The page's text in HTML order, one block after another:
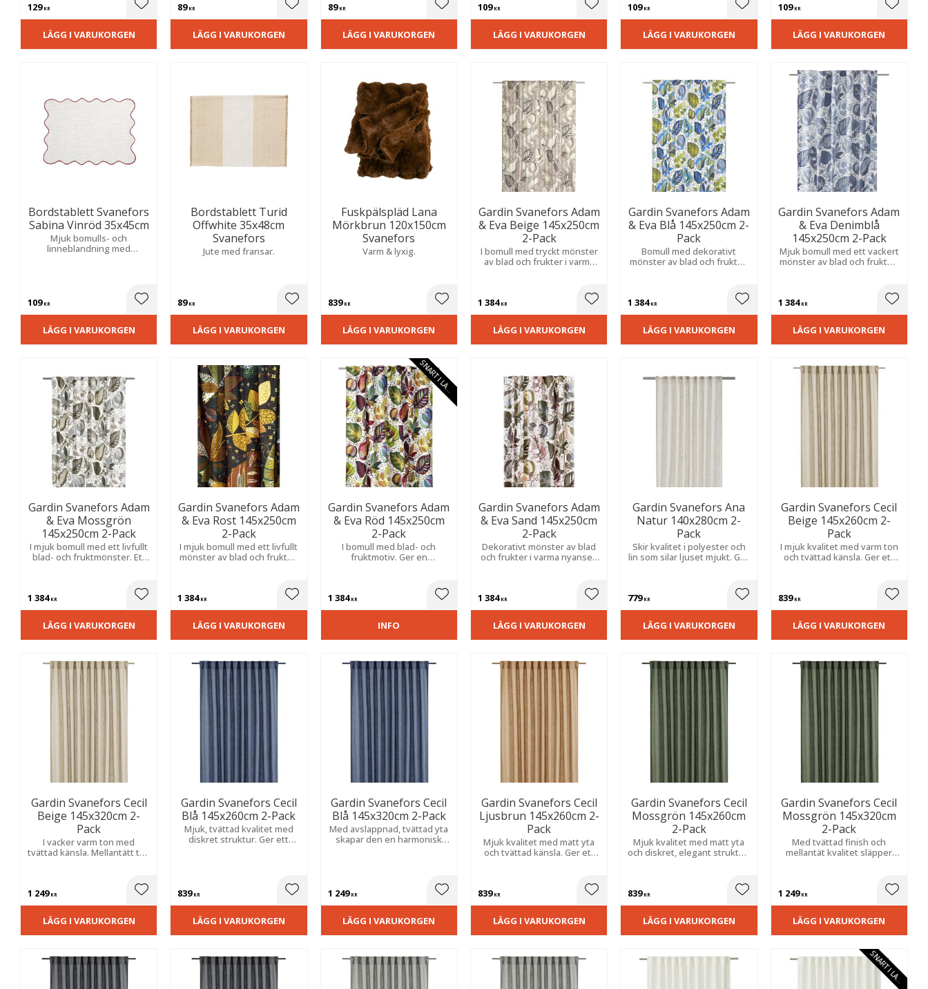
129KR Lägg till i favoriter
LÄGG I VARUKORGEN
89KR Lägg till i favoriter
LÄGG I VARUKORGEN
89KR Lägg till i favoriter
LÄGG I VARUKORGEN
109KR Lägg till i favoriter
LÄGG I VARUKORGEN
atmosfär vid din dukning.
109KR Lägg till i favoriter
LÄGG I VARUKORGEN
109KR Lägg
LÄGG I VARUKORGEN
Bordstablett Svanefors
Sabina Vinröd 35x45cm
Mjuk bomulls- och
linneblandning med
109KR Lägg till i favoriter
LÄGG I VARUKORGEN
Bordstablett Turid
Offwhite 35x48cm
Svanefors
Jute med fransar.
89KR Lägg till i favoriter
LÄGG I VARUKORGEN
Fuskpälspläd Lana
Mörkbrun 120x150cm
Svanefors
Varm & lyxig.
839KR Lägg till i favoriter
LÄGG I VARUKORGEN
Gardin Svanefors Adam
& Eva Beige 145x250cm
2-Pack
I bomull med tryckt mönster
av blad och frukter i varma
1 384KR Lägg till i favoriter
LÄGG I VARUKORGEN
Gardin Svanefors Adam
& Eva Blå 145x250cm 2-
Pack
Bomull med dekorativt
mönster av blad och frukter.
1 384KR Lägg till i favoriter
LÄGG I VARUKORGEN
Gardin Svanefors Adam
& Eva Denimblå
145x250cm 2-Pack
Mjuk bomull med ett vackert
mönster av blad och frukter.
1 384KR Lägg
LÄGG I VARUKORGEN
Gardin Svanefors Adam
& Eva Mossgrön
145x250cm 2-Pack
I mjuk bomull med ett livfullt
blad- och fruktmönster. Ett
varm, ombonad och stilfull
känsla i rummet.
1 384KR Lägg till i favoriter
LÄGG I VARUKORGEN
Gardin Svanefors Adam
& Eva Rost 145x250cm
2-Pack
I mjuk bomull med ett livfullt
mönster av blad och frukter.
skapar en varm, ombonad
1 384KR Lägg till i favoriter
LÄGG I VARUKORGEN
Gardin Svanefors Adam
& Eva Röd 145x250cm
2-Pack
I bomull med blad- och
fruktmotiv. Ger en
1 384KR
S
N
A
R
T
I
L
A
G
E
R
Lägg till i favoriter
INFO
Gardin Svanefors Adam
& Eva Sand 145x250cm
2-Pack
Dekorativt mönster av blad
och frukter i varma nyanser.
1 384KR Lägg till i favoriter
LÄGG I VARUKORGEN
Gardin Svanefors Ana
Natur 140x280cm 2-
Pack
Skir kvalitet i polyester och
lin som silar ljuset mjukt. Ger
779KR Lägg till i favoriter
LÄGG I VARUKORGEN
Gardin Svanefors Cecil
Beige 145x260cm 2-
Pack
I mjuk kvalitet med varm ton
och tvättad känsla. Ger ett
och naturligt ljusinsläpp.
839KR Lägg
LÄGG I VARUKORGEN
Gardin Svanefors Cecil
Beige 145x320cm 2-
Pack
I vacker varm ton med
tvättad känsla. Mellantätt tyg
1 249KR Lägg till i favoriter
LÄGG I VARUKORGEN
Gardin Svanefors Cecil
Blå 145x260cm 2-Pack
Mjuk, tvättad kvalitet med
diskret struktur. Ger ett
839KR Lägg till i favoriter
LÄGG I VARUKORGEN
Gardin Svanefors Cecil
Blå 145x320cm 2-Pack
Med avslappnad, tvättad yta
skapar den en harmonisk
1 249KR Lägg till i favoriter
LÄGG I VARUKORGEN
Gardin Svanefors Cecil
Ljusbrun 145x260cm 2-
Pack
Mjuk kvalitet med matt yta
och tvättad känsla. Ger ett
839KR Lägg till i favoriter
LÄGG I VARUKORGEN
Gardin Svanefors Cecil
Mossgrön 145x260cm
2-Pack
Mjuk kvalitet med matt yta
och diskret, elegant struktur.
839KR Lägg till i favoriter
LÄGG I VARUKORGEN
Gardin Svanefors Cecil
Mossgrön 145x320cm
2-Pack
Med tvättad finish och
mellantät kvalitet släpper
1 249KR Lägg
LÄGG I VARUKORGEN
S
N
A
R
T
I
L
A
G
E
R